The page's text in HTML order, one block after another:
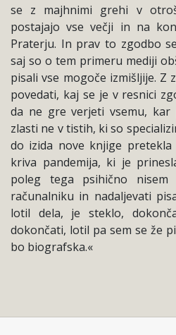
se z majhnimi grehi v
postajajo vse večji in na
Praterju. In prav to zgodbo
saj so o tem primeru mediji
pisali vse mogoče izmišljije. Z
povedati, kaj se je v resnici
da ne gre verjeti vsemu, kar
zlasti ne v tistih, ki so
do izida nove knjige
kriva pandemija, ki je
poleg tega psihično
računalniku in nadaljevati
lotil dela, je steklo,
dokončati, lotil pa sem se že
bo biografska.«